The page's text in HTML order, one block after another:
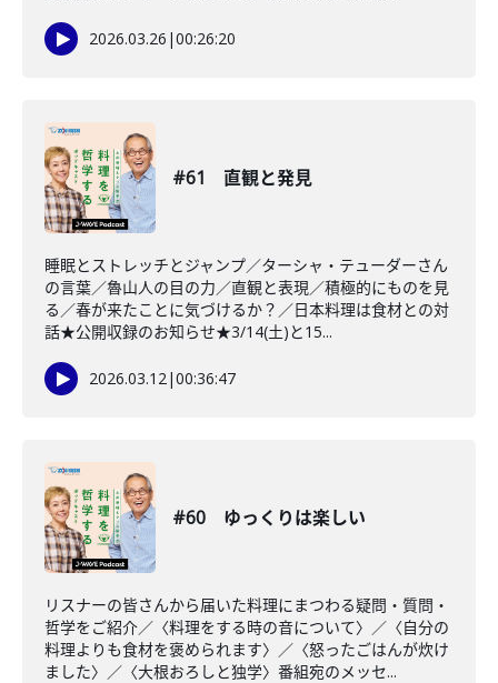
2026.03.26 |00:26:20
#61 直観と発見
睡眠とストレッチとジャンプ／ターシャ・テューダーさん
の言葉／魯山人の目の力／直観と表現／積極的にものを見
る／春が来たことに気づけるか？／日本料理は食材との対
話★公開収録のお知らせ★3/14(土)と15...
2026.03.12|00:36:47
#60 ゆっくりは楽しい
リスナーの皆さんから届いた料理にまつわる疑問・質問・
哲学をご紹介／〈料理をする時の音について〉／〈自分の
料理よりも食材を褒められます〉／〈怒ったごはんが炊け
ました〉／〈大根おろしと独学〉番組宛のメッセ...